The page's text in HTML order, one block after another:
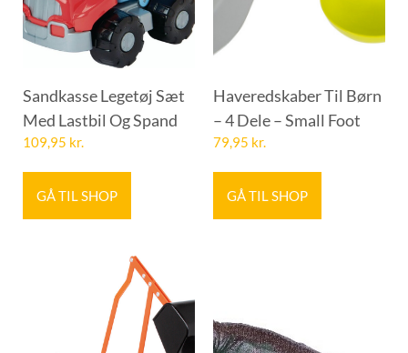
Sandkasse Legetøj Sæt
Med Lastbil Og Spand
109,95 kr.
GÅ TIL SHOP
Haveredskaber Til Børn
– 4 Dele – Small Foot
79,95 kr.
GÅ TIL SHOP